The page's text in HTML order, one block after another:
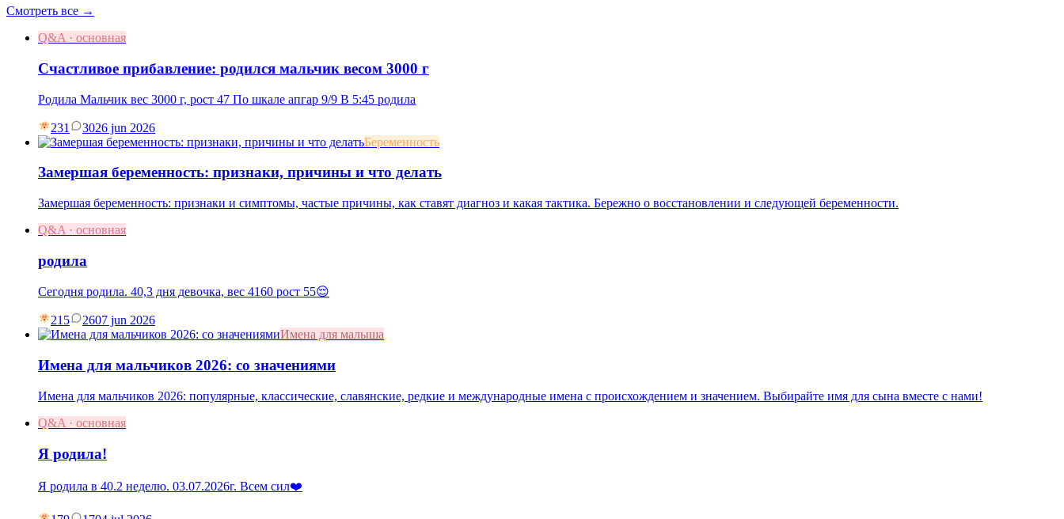
Смотреть все →
Q&A · основная
Счастливое прибавление: родился мальчик весом 3000 г
Родила Мальчик вес 3000 г, рост 47 По шкале апгар 9/9 В 5:45 родила
231 3026 jun 2026
Беременность
Замершая беременность: признаки, причины и что делать
Замершая беременность: признаки и симптомы, частые причины, как ставят диагноз и какая тактика. Бережно о восстановлении и следующей беременности.
Q&A · основная
родила
Сегодня родила. 40,3 дня девочка, вес 4160 рост 55😌
215 2607 jun 2026
Имена для малыша
Имена для мальчиков 2026: со значениями
Имена для мальчиков 2026: популярные, классические, славянские, редкие и международные имена с происхождением и значением. Выбирайте имя для сына вместе с нами!
Q&A · основная
Я родила!
Я родила в 40.2 неделю. 03.07.2026г. Всем сил❤️